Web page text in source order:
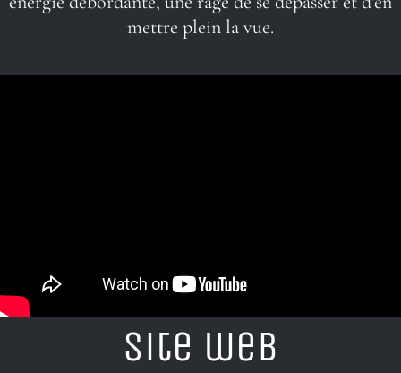
mettre plein la vue.
Site web